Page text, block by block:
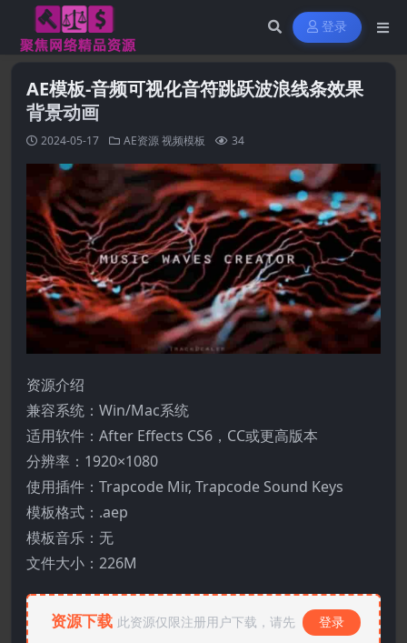
登录
AE模板-音频可视化音符跳跃波浪线条效果
背景动画
2024-05-17 AE资源视频模板 34
资源介绍
兼容系统：Win/Mac系统
适用软件：After Effects CS6，CC或更高版本
分辨率：1920×1080
使用插件：Trapcode Mir, Trapcode Sound Keys
模板格式：.aep
模板音乐：无
文件大小：226M
资源下载 此资源仅限注册用户下载，请先 登录